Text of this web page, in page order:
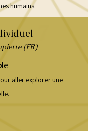
humains.
(FR)
aller explorer une